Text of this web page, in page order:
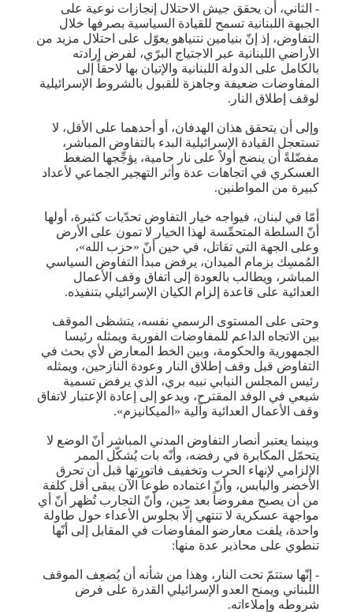
- الثاني، أن يحقق جيش الاحتلال إنجازات نوعية على
الجبهة اللبنانية تسمح للقيادة السياسية بصرفها خلال
التفاوض، إذ إنّ بنيامين نتنياهو يعوّل على احتلال مزيد من
الأراضي اللبنانية عبر الاجتياج البرّي، لفرض إرادته
بالكامل على الدولة اللبنانية والإتيان بها لاحقاً إلى
المفاوضات ضعيفة وجاهزة للقبول بالشروط الإسرائيلية
لوقف إطلاق النار.
وإلى أن يتحقق هذان الهدفان، أو أحدهما على الأقل، لا
تستعجل القيادة الإسرائيلية البدء بالتفاوض المباشر،
مفضّلةً أن ينضج أولاً على نار حامية، يؤجِّجها الضغط
العسكري في اتجاهات عدة وأثر التهجير الجماعي لأعداد
كبيرة من المواطنين.
أمّا في لبنان، فيواجه خيار التفاوض تحدّيات كثيرة، أولها
أنّ السلطة المتحمِّسة لهذا الخيار لا تمون على الأرض
وعلى الجهة التي تقاتل، في حين أنّ «حزب الله»،
المُمسِك بزمام الميدان، يرفض مبدأ التفاوض السياسي
المباشر، ويطالب بالعودة إلى اتفاق وقف الأعمال
العدائية على قاعدة إلزام الكيان الإسرائيلي بتنفيذه.
وحتى على المستوى الرسمي نفسه، يتشظى الموقف
بين الاتجاه الداعم للمفاوضات الفورية ويمثله رئيسا
الجمهورية والحكومة، وبين الخط المعارض لأي بحث في
التفاوض قبل وقف إطلاق النار وعودة النازحين، ويمثله
رئيس المجلس النيابي نبيه بري، الذي يرفض تسمية
شيعي في الوفد المقترح، ويدعو إلى إعادة الإعتبار لاتفاق
وقف الأعمال العدائية وآلية «الميكانيزم».
وبينما يعتبر أنصار التفاوض المدني المباشر أنّ الوضع لا
يتحمّل المكابرة في رفضه، وأنّه بات يُشكّل الممر
الإلزامي لإنهاء الحرب وتخفيف فاتورتها قبل أن تحرق
الأخضر واليابس، وأنّ اعتماده طوعاً الآن يبقى أقل كلفة
من أن يصبح مفروضاً بعد حين، وأنّ التجارب تُظهر أنّ أي
مواجهة عسكرية لا تنتهي إلّا بجلوس الأعداء حول طاولة
واحدة، يلفت معارضو المفاوضات في المقابل إلى أنّها
تنطوي على محاذير عدة منها:
- إنّها ستتمّ تحت النار، وهذا من شأنه أن يُضعِف الموقف
اللبناني ويمنح العدو الإسرائيلي القدرة على فرض
شروطه وإملاءاته.